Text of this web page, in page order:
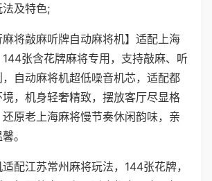
及特色;
麻将敲麻听牌自动麻将机】适配上海
张含花牌麻将专用，支持敲麻、听
自动麻将机超低噪音机芯，适配都
，机身轻奢精致，摆放客厅尽显格
原老上海麻将慢节奏休闲韵味，亲
。
配江苏常州麻将玩法，144张花牌，